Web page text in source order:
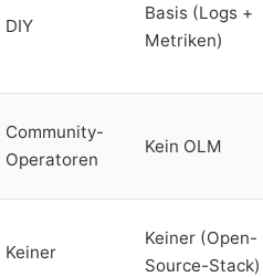
DIY
Basis (Logs +
Metriken)
Community-
Operatoren
Kein OLM
Keiner
Keiner (Open-
Source-Stack)